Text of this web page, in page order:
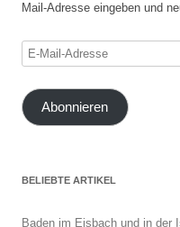
Mail-Adresse eingeben und
E-
Adresse
Abonnieren
BELIEBTE ARTIKEL
Baden im Eisbach und in der